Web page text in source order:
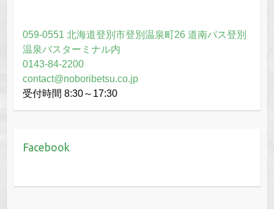
059-0551 北海道登別市登別温泉町26 道南バス登別
温泉バスターミナル内
0143-84-2200
contact@noboribetsu.co.jp
受付時間 8:30～17:30
Facebook